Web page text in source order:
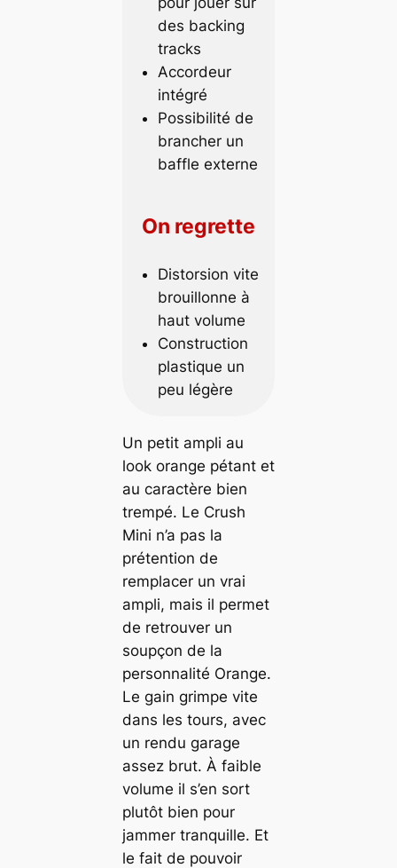
des backing
tracks
Accordeur
intégré
Possibilité de
brancher un
baffle externe
On regrette
Distorsion vite
brouillonne à
haut volume
Construction
plastique un
peu légère
Un petit ampli au
look orange pétant et
au caractère bien
trempé. Le Crush
Mini n’a pas la
prétention de
remplacer un vrai
ampli, mais il permet
de retrouver un
soupçon de la
personnalité Orange.
Le gain grimpe vite
dans les tours, avec
un rendu garage
assez brut. À faible
volume il s’en sort
plutôt bien pour
jammer tranquille. Et
le fait de pouvoir